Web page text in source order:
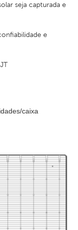
seja capturada e
e
caixa